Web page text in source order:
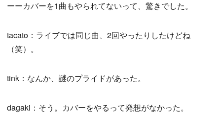
ーーカバーを1曲もやられてないって、驚きでした。
tacato：ライブでは同じ曲、2回やったりしたけどね
（笑）。
tink：なんか、謎のプライドがあった。
dagaki：そう。カバーをやるって発想がなかった。